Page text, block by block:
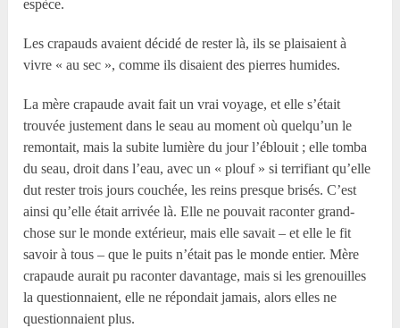
espèce.
Les crapauds avaient décidé de rester là, ils se plaisaient à
vivre « au sec », comme ils disaient des pierres humides.
La mère crapaude avait fait un vrai voyage, et elle s’était
trouvée justement dans le seau au moment où quelqu’un le
remontait, mais la subite lumière du jour l’éblouit ; elle tomba
du seau, droit dans l’eau, avec un « plouf » si terrifiant qu’elle
dut rester trois jours couchée, les reins presque brisés. C’est
ainsi qu’elle était arrivée là. Elle ne pouvait raconter grand-
chose sur le monde extérieur, mais elle savait – et elle le fit
savoir à tous – que le puits n’était pas le monde entier. Mère
crapaude aurait pu raconter davantage, mais si les grenouilles
la questionnaient, elle ne répondait jamais, alors elles ne
questionnaient plus.